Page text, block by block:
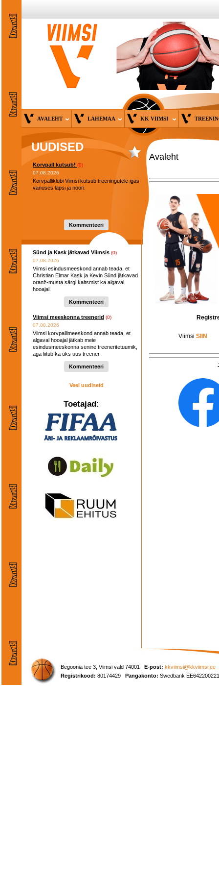
AVALEHT LAHEMAA KK VIIMSI
UUDISED
Korvpall kutsub! (0)
07.08.2026
Korvpalliklubi Viimsi kutsub treeningutele igas
vanuses lapsi ja noori.
Kommenteeri
Sünd ja Kask jätkavad Viimsis (0)
07.08.2026
Viimsi esindusmeeskond annab teada, et
Christian Elmar Kask ja Kevin Sünd jätkavad
oranž-musta särgi kaitsmist ka algaval
hooajal.
Kommenteeri
Viimsi meeskonna treenerid (0)
07.08.2026
Viimsi korvpallimeeskond annab teada, et
algaval hooajal jätkab meie
esindusmeeskonna senine treeneritetuumik,
aga liitub ka üks uus treener.
Kommenteeri
Veel uudiseid
Toetajad:
Avaleht
Viimsi SIIN
Begoonia tee 3, Viimsi vald 74001 E-post: kkviimsi@kkviimsi.ee
Registrikood: 80174429 Pangakonto: Swedbank